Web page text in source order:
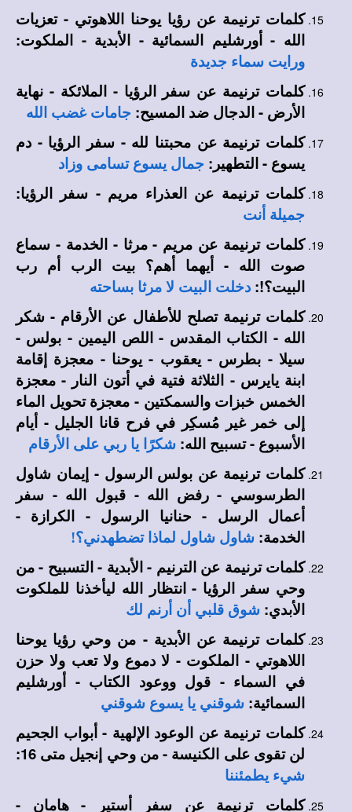
كلمات ترنيمة عن رؤيا يوحنا اللاهوتي - تعزيات
الله - أورشليم السمائية - الأبدية - الملكوت:
ورايت سماء جديدة
كلمات ترنيمة عن سفر الرؤيا - الملائكة - نهاية
الأرض - الدجال ضد المسيح: جامات غضب الله
كلمات ترنيمة عن محبتنا لله - سفر الرؤيا - دم
يسوع - التطهير: جمال يسوع تسامى وزاد
كلمات ترنيمة عن العذراء مريم - سفر الرؤيا:
جميلة أنت
كلمات ترنيمة عن مريم - مرثا - الخدمة - سماع
صوت الله - أيهما أهم؟ بيت الرب أم رب
البيت؟!: دخلت البيت لا مرثا بساحته
كلمات ترنيمة تصلح للأطفال عن الأرقام - شكر
الله - الكتاب المقدس - اللص اليمين - بولس -
سيلا - بطرس - يعقوب - يوحنا - معجزة إقامة
ابنة يايرس - الثلاثة فتية في أتون النار - معجزة
الخمس خبزات والسمكتين - معجزة تحويل الماء
إلى خمر غير مُسكِر في فرح قانا الجليل - أيام
الأسبوع - تسبيح الله: شكرًا يا ربي على الأرقام
كلمات ترنيمة عن بولس الرسول - إيمان شاول
الطرسوسي - رفض الله - قبول الله - سفر
أعمال الرسل - حنانيا الرسول - الكرازة -
الخدمة: شاول شاول لماذا تضطهدني؟!
كلمات ترنيمة عن الترنيم - الأبدية - التسبيح - من
وحي سفر الرؤيا - انتظار الله ليأخذنا للملكوت
الأبدي: شوق قلبي أن أرنم لك
كلمات ترنيمة عن الأبدية - من وحي رؤيا يوحنا
اللاهوتي - الملكوت - لا دموع ولا تعب ولا حزن
في السماء - قول ووعود الكتاب - أورشليم
السمائية: شوقني يا يسوع شوقني
كلمات ترنيمة عن الوعود الإلهية - أبواب الجحيم
لن تقوى على الكنيسة - من وحي إنجيل متى 16:
شيء يطمئننا
كلمات ترنيمة عن سفر أستير - هامان -